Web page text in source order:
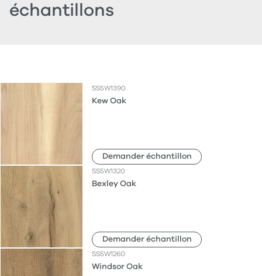
échantillons
SS5W1390
Kew Oak
Demander échantillon
SS5W1320
Bexley Oak
Demander échantillon
SS5W1260
Windsor Oak